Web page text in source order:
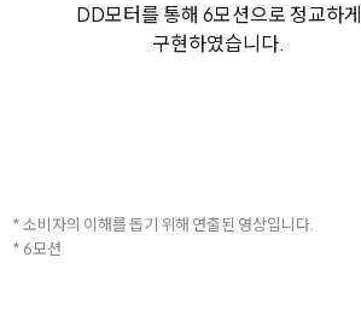
DD모터를 통해 6모션으로 정교하게
구현하였습니다.
* 소비자의 이해를 돕기 위해 연출된 영상입니다.
* 6모션